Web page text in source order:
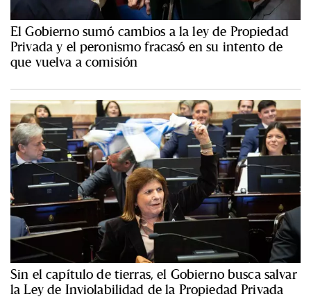
El Gobierno sumó cambios a la ley de Propiedad
Privada y el peronismo fracasó en su intento de
que vuelva a comisión
Sin el capítulo de tierras, el Gobierno busca salvar
la Ley de Inviolabilidad de la Propiedad Privada